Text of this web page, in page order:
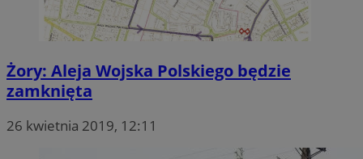
Żory: Aleja Wojska Polskiego będzie
zamknięta
26 kwietnia 2019, 12:11